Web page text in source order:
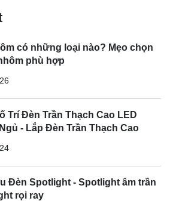
có những loại nào? Mẹo chọn
phù hợp
Trí Đèn Trần Thạch Cao LED
- Lắp Đèn Trần Thạch Cao
Đèn Spotlight - Spotlight âm trần
rọi ray